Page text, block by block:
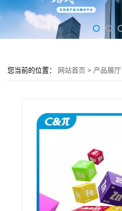
您当前的位置： 网站首页 > 产品展厅